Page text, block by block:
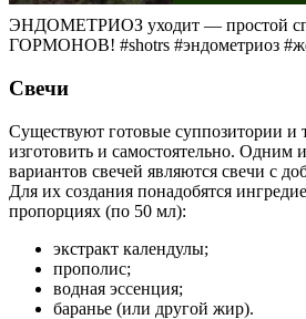
ЭНДОМЕТРИОЗ уходит — простой
ГОРМОНОВ! #shotrs #эндометриоз
Свечи
Существуют готовые суппозитории
изготовить и самостоятельно. Одним
вариантов свечей являются свечи с
Для их создания понадобятся
пропорциях (по 50 мл):
экстракт календулы;
прополис;
водная эссенция;
баранье (или другой жир).